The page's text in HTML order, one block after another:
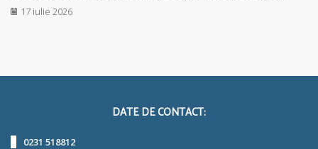
17 iulie 2026
DATE DE CONTACT:
0231 518812